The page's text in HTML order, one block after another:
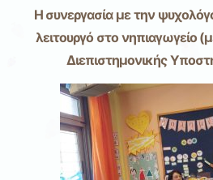
Η συνεργασία με την
λειτουργό στο νηπιαγωγείο
Διεπιστημονικής